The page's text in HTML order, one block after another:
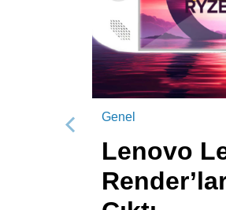
Genel
Lenovo
Önceki